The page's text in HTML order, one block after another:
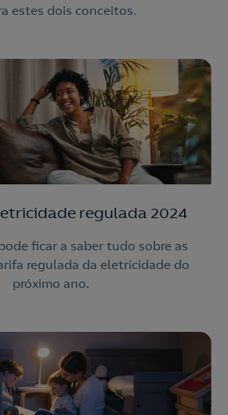
estes dois conceitos.
regulada 2024
ficar a saber tudo sobre as
regulada da eletricidade do
próximo ano.